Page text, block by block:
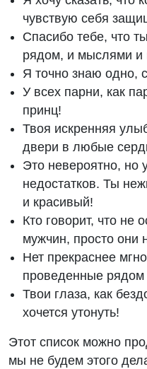
чувствую себя
Спасибо тебе, что
рядом, и мыслями и
Я точно знаю одно,
У всех парни, как
принц!
Твоя искренняя
двери в любые
Это невероятно, но
недостатков. Ты
и красивый!
Кто говорит, что не
мужчин, просто они
Нет прекраснее
проведенные рядом
Твои глаза, как
хочется утонуть!
Этот список можно
мы не будем этого